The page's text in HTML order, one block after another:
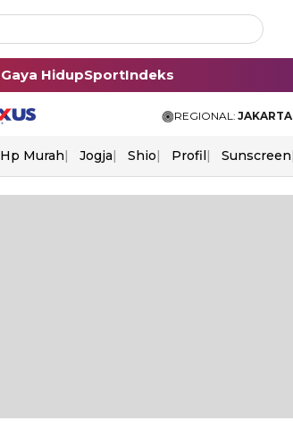
Gaya HidupSportIndeks
REGIONAL: JAKARTA
Hp Murah Jogja Shio Profil Sunscreen